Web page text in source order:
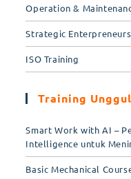
Operation &
Strategic
ISO Training
Training
Smart Work with AI –
Intelligence untuk
Basic Mechanical